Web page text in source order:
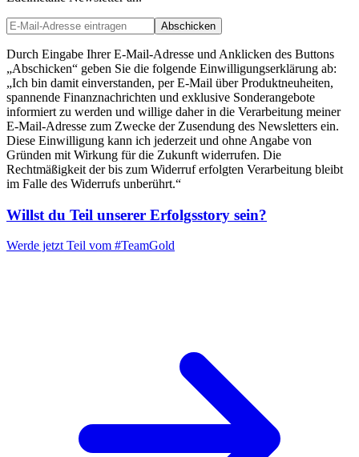
Abschicken
Durch Eingabe Ihrer E-Mail-Adresse und Anklicken des Buttons
„Abschicken“ geben Sie die folgende Einwilligungserklärung ab:
„Ich bin damit einverstanden, per E-Mail über Produktneuheiten,
spannende Finanznachrichten und exklusive Sonderangebote
informiert zu werden und willige daher in die Verarbeitung meiner
E-Mail-Adresse zum Zwecke der Zusendung des Newsletters ein.
Diese Einwilligung kann ich jederzeit und ohne Angabe von
Gründen mit Wirkung für die Zukunft widerrufen. Die
Rechtmäßigkeit der bis zum Widerruf erfolgten Verarbeitung bleibt
im Falle des Widerrufs unberührt.“
Willst du Teil unserer Erfolgsstory sein?
Werde jetzt Teil vom #TeamGold